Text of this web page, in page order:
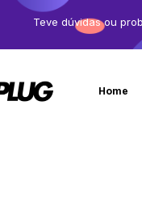
Teve dúvidas ou
Home